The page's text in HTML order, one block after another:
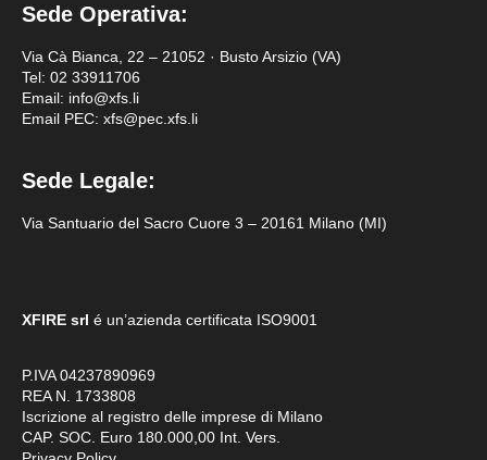
Sede Operativa:
Via Cà Bianca, 22 – 21052 · Busto Arsizio (VA)
Tel: 02 33911706
Email: info@xfs.li
Email PEC: xfs@pec.xfs.li
Sede Legale:
Via Santuario del Sacro Cuore 3 – 20161 Milano (MI)
XFIRE srl é un’azienda certificata ISO9001
P.IVA 04237890969
REA N. 1733808
Iscrizione al registro delle imprese di Milano
CAP. SOC. Euro 180.000,00 Int. Vers.